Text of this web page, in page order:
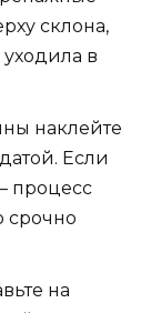
склона,
уходила в
наклейте
Если
процесс
срочно
на